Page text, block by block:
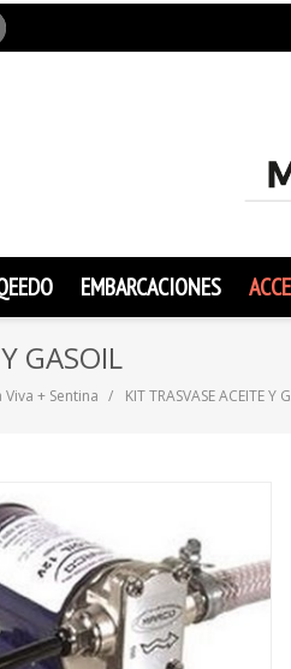
EMBARCACIONES
GASOIL
+ Sentina KIT TRASVASE ACEITE Y